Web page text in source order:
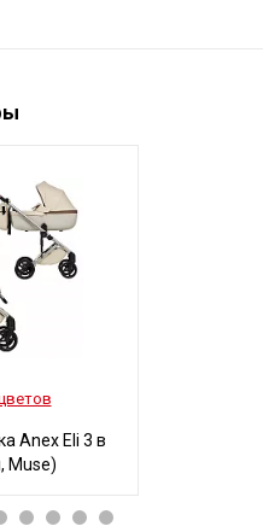
Anex Eli 3 в
Muse)
Р